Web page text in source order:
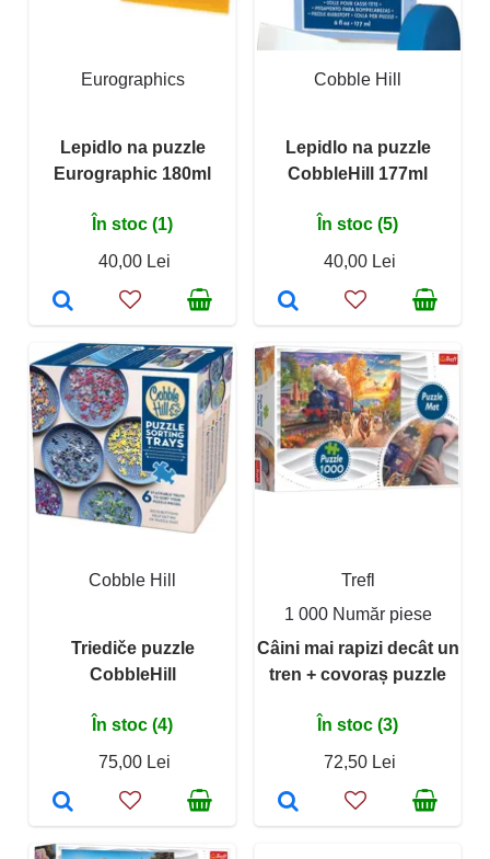
Eurographics
Lepidlo na puzzle
Eurographic 180ml
În stoc (1)
40,00 Lei
Cobble Hill
Lepidlo na puzzle
CobbleHill 177ml
În stoc (5)
40,00 Lei
Cobble Hill
Triediče puzzle
CobbleHill
În stoc (4)
75,00 Lei
Trefl
1 000 Număr piese
Câini mai rapizi decât un
tren + covoraș puzzle
În stoc (3)
72,50 Lei